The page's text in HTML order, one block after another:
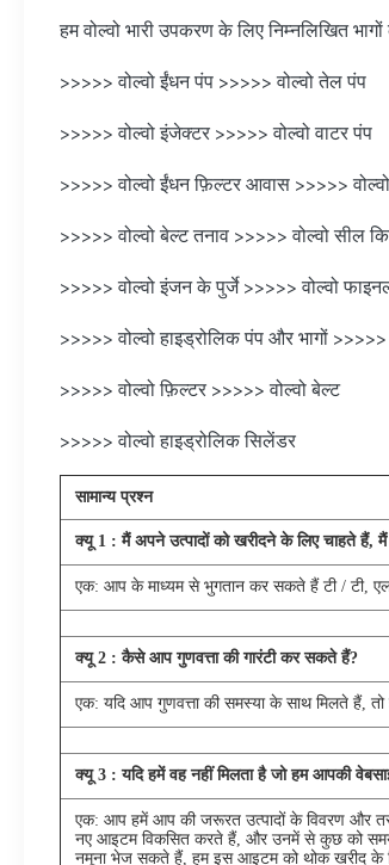
हम वोल्वो भारी उपकरण के लिए निम्नलिखित
>>>>> वोल्वो ईंधन पंप >>>>> वोल्वो तेल पंप
>>>>> वोल्वो इंजेक्टर >>>>> वोल्वो वाटर पंप
>>>>> वोल्वो ईंधन फ़िल्टर आवास >>>>>
>>>>> वोल्वो बेल्ट तनाव >>>>> वोल्वो सील
>>>>> वोल्वो इंजन के पुर्जे >>>>> वोल्वो
>>>>> वोल्वो हाइड्रोलिक पंप और भागों >>>>>
>>>>> वोल्वो फ़िल्टर >>>>> वोल्वो बेल्ट
>>>>> वोल्वो हाइड्रोलिक सिलेंडर
सामान्य प्रश्न
क्यू 1 : मैं अपने उत्पादों को खरीदने के लिए चाहते
एक: आप के माध्यम से भुगतान कर सकते हैं टी / टी,
क्यू 2 : कैसे आप गुणवत्ता की गारंटी कर सकते हैं?
एक: यदि आप गुणवत्ता की समस्या के साथ मिलते हैं,
क्यू 3 : यदि हमें वह नहीं मिलता है जो हम आपकी
एक: आप हमें आप की जरूरत उत्पादों के विवरण और
नए आइटम विकसित करते हैं, और उनमें से कुछ को समय
नमूना भेज सकते हैं, हम इस आइटम को थोक खरीद के